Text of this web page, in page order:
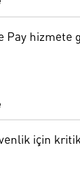
Pay hizmete
için